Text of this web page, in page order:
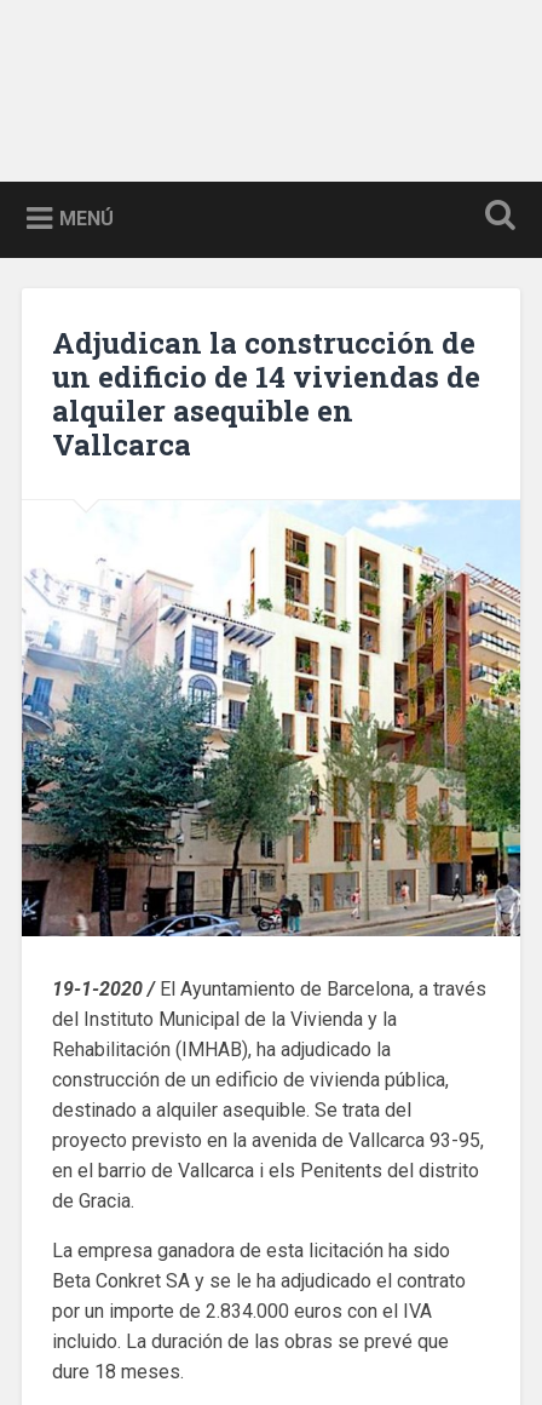
MENÚ
Adjudican la construcción de
un edificio de 14 viviendas de
alquiler asequible en
Vallcarca
19-1-2020 / El Ayuntamiento de Barcelona, ​​a través
del Instituto Municipal de la Vivienda y la
Rehabilitación (IMHAB), ha adjudicado la
construcción de un edificio de vivienda pública,
destinado a alquiler asequible. Se trata del
proyecto previsto en la avenida de Vallcarca 93-95,
en el barrio de Vallcarca i els Penitents del distrito
de Gracia.
La empresa ganadora de esta licitación ha sido
Beta Conkret SA y se le ha adjudicado el contrato
por un importe de 2.834.000 euros con el IVA
incluido. La duración de las obras se prevé que
dure 18 meses.